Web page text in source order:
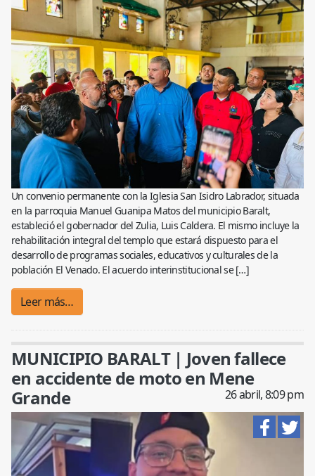
Un convenio permanente con la Iglesia San Isidro Labrador, situada
en la parroquia Manuel Guanipa Matos del municipio Baralt,
estableció el gobernador del Zulia, Luis Caldera. El mismo incluye la
rehabilitación integral del templo que estará dispuesto para el
desarrollo de programas sociales, educativos y culturales de la
población El Venado. El acuerdo interinstitucional se […]
Leer más…
MUNICIPIO BARALT | Joven fallece
en accidente de moto en Mene
Grande
26 abril, 8:09 pm